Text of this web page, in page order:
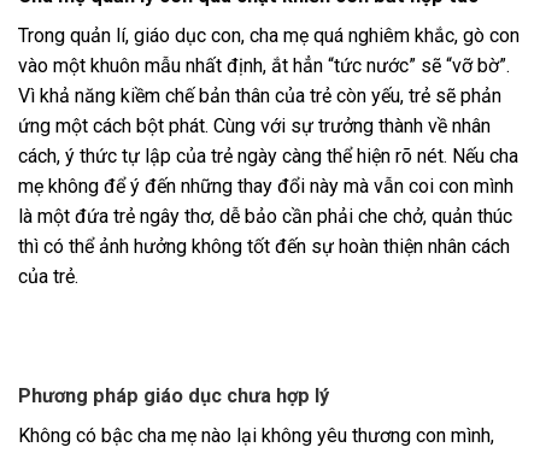
Trong quản lí, giáo dục con, cha mẹ quá nghiêm khắc, gò con
vào một khuôn mẫu nhất định, ắt hẳn “tức nước” sẽ “vỡ bờ”.
Vì khả năng kiềm chế bản thân của trẻ còn yếu, trẻ sẽ phản
ứng một cách bột phát. Cùng với sự trưởng thành về nhân
cách, ý thức tự lập của trẻ ngày càng thể hiện rõ nét. Nếu cha
mẹ không để ý đến những thay đổi này mà vẫn coi con mình
là một đứa trẻ ngây thơ, dễ bảo cần phải che chở, quản thúc
thì có thể ảnh hưởng không tốt đến sự hoàn thiện nhân cách
của trẻ.
Phương pháp giáo dục chưa hợp lý
Không có bậc cha mẹ nào lại không yêu thương con mình,